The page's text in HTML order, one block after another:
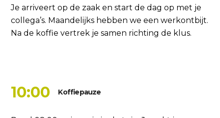
Je arriveert op de zaak en start de dag op met je
collega’s. Maandelijks hebben we een werkontbijt.
Na de koffie vertrek je samen richting de klus.
10:00 Koffiepauze